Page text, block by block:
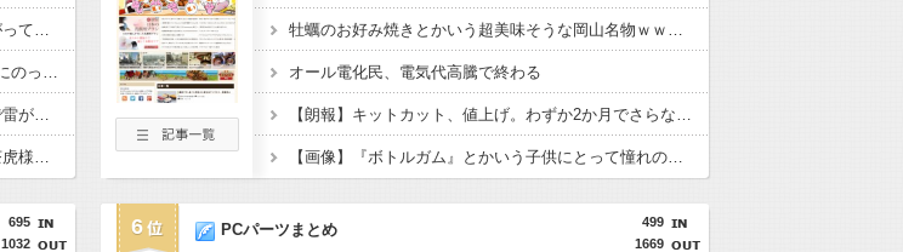
うちの猫がなんか要求する時。２本足で立ち上がって下僕の肩に両手をかけ・・・【再】
うちのﾒｲﾝｸｰﾝは、なぜか私の頭の上で寝る。 枕にのって、全体重を私の頭に預け、爆睡。【再】
夕立が降り出す寸前、稲妻が光って、至近距離で雷がゴロゴロ鳴っているんですが・・・【再】
近所の独り身のお爺ちゃんの家で飼われていた茶虎様。 お爺ちゃんが亡くなられてうちで飼うことになってから・・・【再】
牡蠣のお好み焼きとかいう超美味そうな岡山名物ｗｗｗｗ
オール電化民、電気代高騰で終わる
【朗報】キットカット、値上げ。わずか2か月でさらなる値上げ
【画像】『ボトルガム』とかいう子供にとって憧れの食い物ｗｗｗｗｗ
695
1032
6
499
1669
PCパーツまとめ